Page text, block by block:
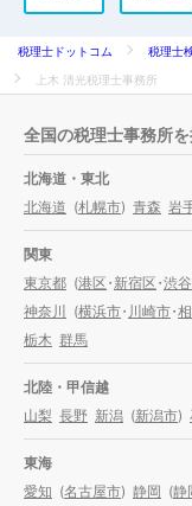
税理士ドットコム 税理士
上木 清光税理士事務所
全国の税理士事務所
北海道・東北
北海道 (札幌市) 青森 岩
関東
東京都 (港区・新宿区・渋
神奈川 (横浜市・川崎市・
栃木 群馬
北陸・甲信越
山梨 長野 新潟 (新潟市)
東海
愛知 (名古屋市) 静岡 (静